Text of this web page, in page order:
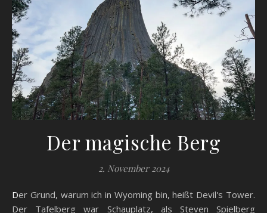
Der magische Berg
2. November 2024
Der Grund, warum ich in Wyoming bin, heißt Devil's Tower.
Der Tafelberg war Schauplatz, als Steven Spielberg